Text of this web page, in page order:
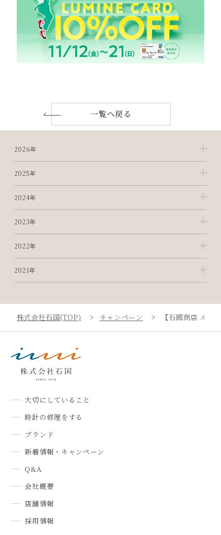
一覧へ戻る
2026年
2025年
2024年
2023年
2022年
2021年
株式会社石国(TOP) キャンペーン 【石國商店 ルミ
大切にしていること
時計の修理をする
ブランド
新着情報・キャンペーン
Q&A
会社概要
店舗情報
採用情報